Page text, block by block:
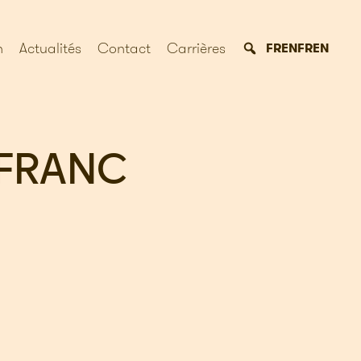
Actualités Contact Carrières FRENFREN